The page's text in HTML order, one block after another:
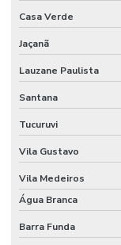
Papel para
Papel seda atacado
Papel seda branco
Papel de seda colorido
Papel seda dourado
Papel veludo
Casa Verde
Jaçanã
Lauzane Paulista
Santana
Tucuruvi
Vila Gustavo
Vila Medeiros
Água Branca
Barra Funda